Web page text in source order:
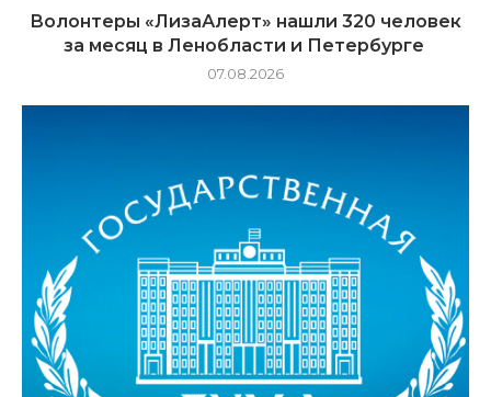
Волонтеры «ЛизаАлерт» нашли 320 человек
за месяц в Ленобласти и Петербурге
07.08.2026